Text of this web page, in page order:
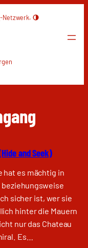
-Netzwerk.
and Seek)
hat es mächtig in
sicher ist, wer sie
hinter die Mauern
nur das Chateau
Es…